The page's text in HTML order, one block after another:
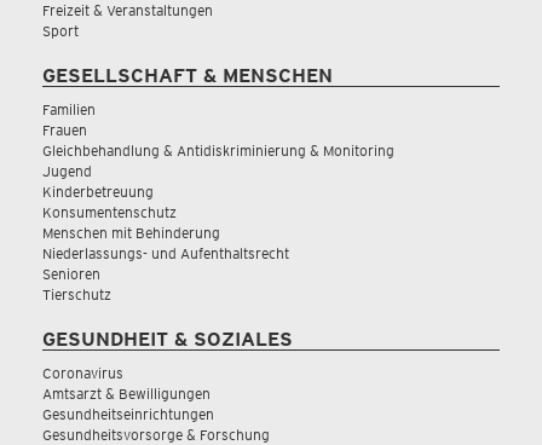
Freizeit & Veranstaltungen
Sport
GESELLSCHAFT & MENSCHEN
Familien
Frauen
Gleichbehandlung & Antidiskriminierung & Monitoring
Jugend
Kinderbetreuung
Konsumentenschutz
Menschen mit Behinderung
Niederlassungs- und Aufenthaltsrecht
Senioren
Tierschutz
GESUNDHEIT & SOZIALES
Coronavirus
Amtsarzt & Bewilligungen
Gesundheitseinrichtungen
Gesundheitsvorsorge & Forschung